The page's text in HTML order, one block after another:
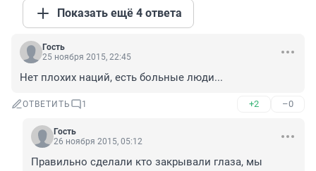
Показать ещё 4 ответа
Гость
25 ноября 2015, 22:45
Нет плохих наций, есть больные люди...
ОТВЕТИТЬ 1 +2 –0
Гость
26 ноября 2015, 05:12
Правильно сделали кто закрывали глаза, мы